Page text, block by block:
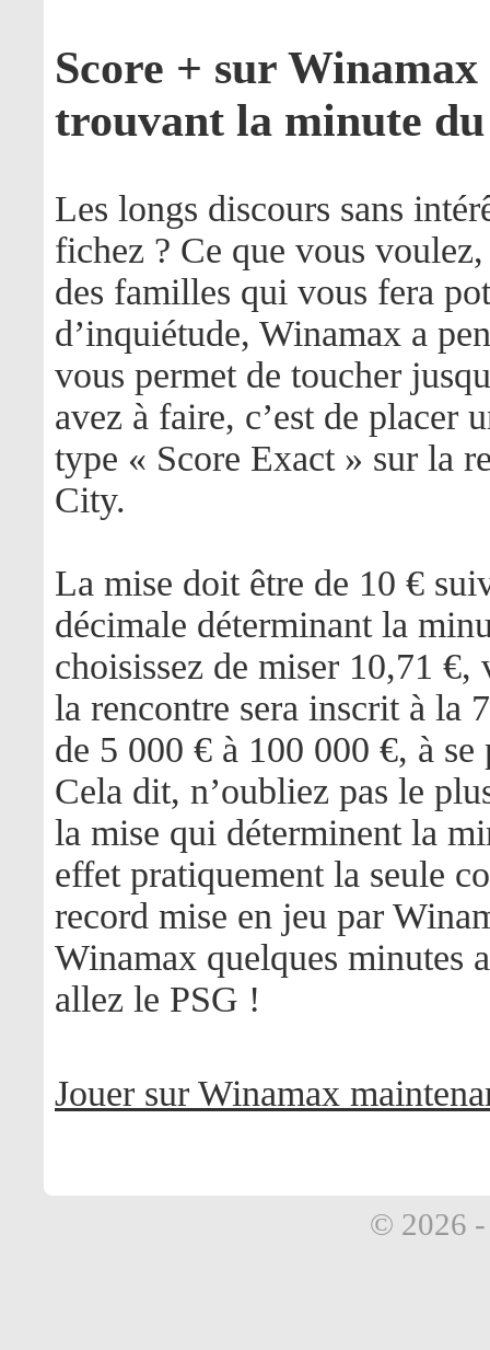
Score + sur Winamax
trouvant la minute
Les longs discours sans
fichez ? Ce que vous
des familles qui vous fera
d’inquiétude, Winamax a
vous permet de toucher
avez à faire, c’est de placer
type « Score Exact » sur la
City.
La mise doit être de 10 €
décimale déterminant la
choisissez de miser 10,71
la rencontre sera inscrit à la
de 5 000 € à 100 000 €, à se
Cela dit, n’oubliez pas le
la mise qui déterminent la
effet pratiquement la seule
record mise en jeu par
Winamax quelques minutes
allez le PSG !
Jouer sur Winamax
© 2026